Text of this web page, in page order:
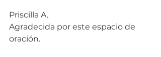
Priscilla A.
Agradecida por este espacio de
oración.